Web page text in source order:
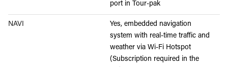
port in Tour-pak
NAVI
Yes, embedded navigation
system with real-time traffic and
weather via Wi-Fi Hotspot
(Subscription required in the